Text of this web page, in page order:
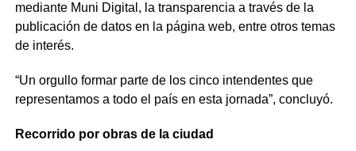
mediante Muni Digital, la transparencia a través de la
publicación de datos en la página web, entre otros temas
de interés.
“Un orgullo formar parte de los cinco intendentes que
representamos a todo el país en esta jornada”, concluyó.
Recorrido por obras de la ciudad